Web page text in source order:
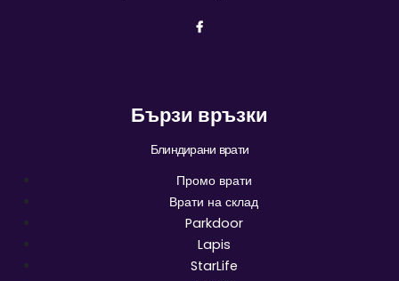
Бързи връзки
Блиндирани врати
Промо врати
Врати на склад
Parkdoor
Lapis
StarLife